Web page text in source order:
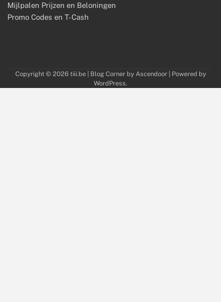
Mijlpalen Prijzen en Beloningen
Promo Codes en T-Cash
Copyright © 2026 tiii.be| Blog Corner by Ascendoor| Powered by
WordPress.